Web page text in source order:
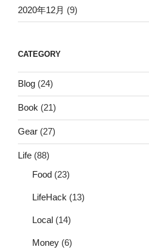
2020年12月 (9)
CATEGORY
Blog (24)
Book (21)
Gear (27)
Life (88)
Food (23)
LifeHack (13)
Local (14)
Money (6)